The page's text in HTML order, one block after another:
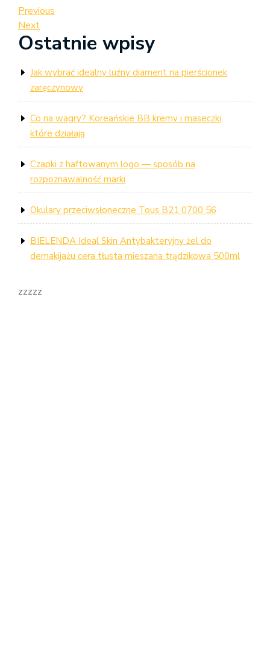
Nawigacja
wpisu
Previous
Post
Previous
Next
Post
Next
Ostatnie wpisy
Jak wybrać idealny luźny diament na pierścionek
zaręczynowy
Co na wagry? Koreańskie BB kremy i maseczki,
które działają
Czapki z haftowanym logo — sposób na
rozpoznawalność marki
Okulary przeciwsłoneczne Tous B21 0700 56
BIELENDA Ideal Skin Antybakteryjny żel do
demakijażu cera tłusta mieszana trądzikowa 500ml
zzzzz